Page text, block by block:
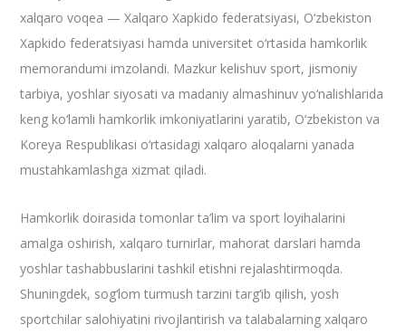
xalqaro voqea — Xalqaro Xapkido federatsiyasi, O‘zbekiston
Xapkido federatsiyasi hamda universitet o‘rtasida hamkorlik
memorandumi imzolandi. Mazkur kelishuv sport, jismoniy
tarbiya, yoshlar siyosati va madaniy almashinuv yo‘nalishlarida
keng ko‘lamli hamkorlik imkoniyatlarini yaratib, O‘zbekiston va
Koreya Respublikasi o‘rtasidagi xalqaro aloqalarni yanada
mustahkamlashga xizmat qiladi.
Hamkorlik doirasida tomonlar ta’lim va sport loyihalarini
amalga oshirish, xalqaro turnirlar, mahorat darslari hamda
yoshlar tashabbuslarini tashkil etishni rejalashtirmoqda.
Shuningdek, sog‘lom turmush tarzini targ‘ib qilish, yosh
sportchilar salohiyatini rivojlantirish va talabalarning xalqaro